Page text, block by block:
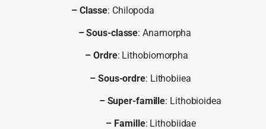
– Classe: Chilopoda
– Sous-classe: Anamorpha
– Ordre: Lithobiomorpha
– Sous-ordre: Lithobiiea
– Super-famille: Lithobioidea
– Famille: Lithobiidae